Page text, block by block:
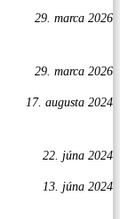
29. marca 2026
29. marca 2026
17. augusta 2024
22. júna 2024
13. júna 2024